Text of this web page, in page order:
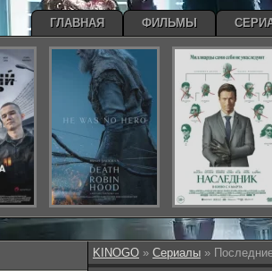
KINOGO » Сериалы »
ГЛАВНАЯ ФИЛЬМЫ